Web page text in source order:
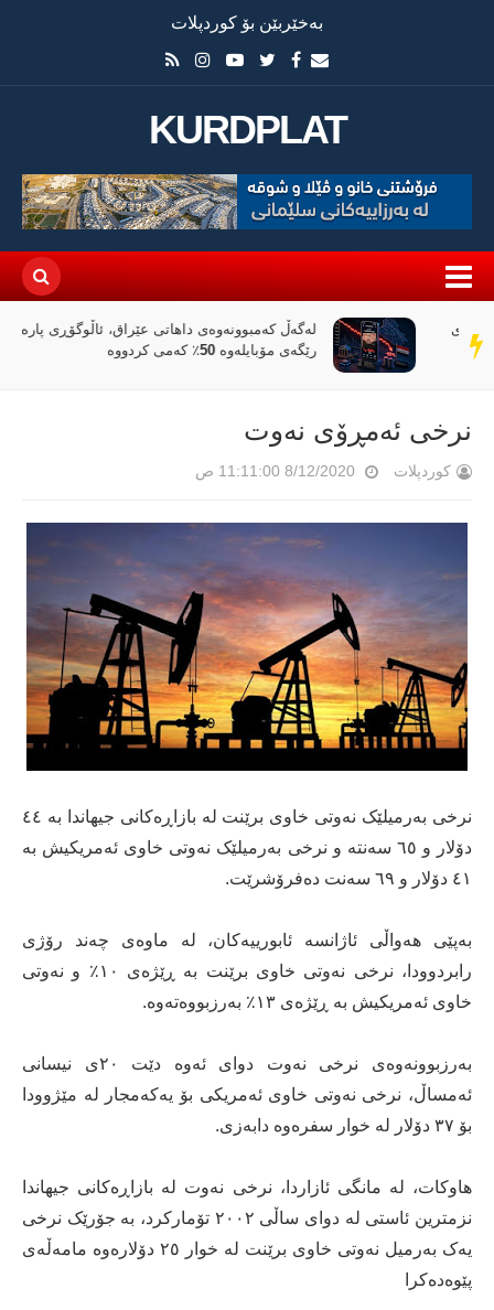
بەخێربێن بۆ کوردپلات
KURDPLAT
سەر
دێڕ
لەگەڵ کەمبوونەوەی داهاتی عێراق، ئاڵوگۆڕی پارە لە
رێگەی مۆبایلەوە 50٪ کەمی کردووە
نرخی ئەمڕۆی نەوت
کوردپلات 8/12/2020 11:11:00 ص
نرخی بەرمیلێک نەوتی خاوی برێنت لە بازاڕەکانی جيهاندا بە ٤٤
دۆلار و ٦٥ سەنتە و نرخى بەرميلێک نەوتی خاوی ئەمريکيش بە
٤١ دۆلار و ٦٩ سەنت دەفرۆشرێت.
بەپێی هەواڵی ئاژانسە ئابورييەکان، لە ماوەی چەند رۆژی
رابردوودا، نرخی نەوتی خاوی برێنت بە ڕێژەی ١٠٪ و نەوتی
خاوی ئەمريکيش بە ڕێژەی ١٣٪ بەرزبووەتەوە.
بەرزبوونەوەی نرخی نەوت دوای ئەوە دێت ٢٠ی نيسانی
ئەمساڵ، نرخی نەوتی خاوی ئەمريکی بۆ يەکەمجار لە مێژوودا
بۆ ٣٧ دۆلار لە خوار سفرەوە دابەزی.
هاوکات، لە مانگی ئازاردا، نرخی نەوت لە بازاڕەکانی جیهاندا
نزمترين ئاستی لە دوای ساڵی ٢٠٠٢ تۆمارکرد، بە جۆرێک نرخی
یەک بەرمیل نەوتی خاوی برێنت لە خوار ٢٥ دۆلارەوە مامەڵەی
پێوەدەکرا